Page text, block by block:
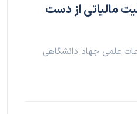
مالیاتی از دست
علمی جهاد دانشگاهی